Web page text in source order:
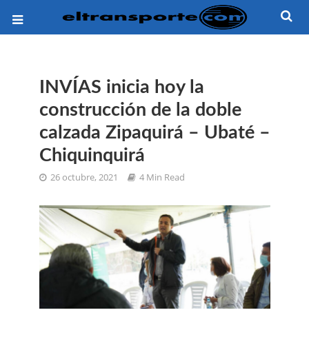
INVÍAS inicia hoy la
construcción de la doble
calzada Zipaquirá – Ubaté –
Chiquinquirá
26 octubre, 2021 4 Min Read